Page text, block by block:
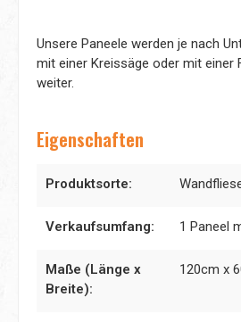
Unsere Paneele werden je nach
mit einer Kreissäge oder mit einer
weiter.
Eigenschaften
Produktsorte:
Verkaufsumfang: 1 Paneel
Maße (Länge x
Breite):
120cm x